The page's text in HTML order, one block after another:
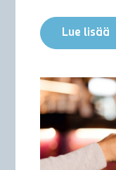
Lue lisää